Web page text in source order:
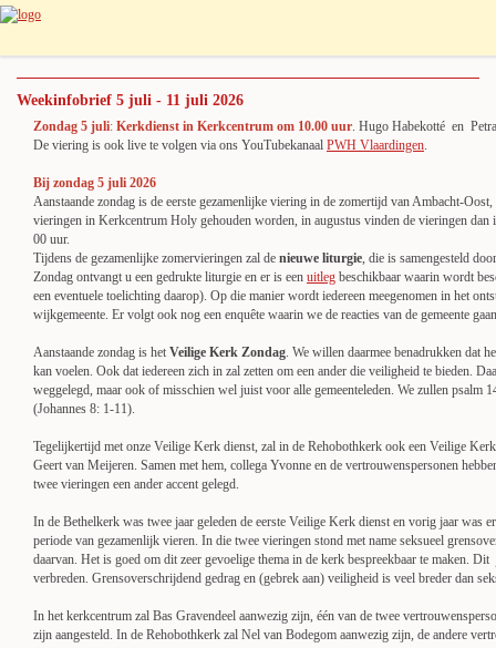
Weekinfobrief 5 juli - 11 juli 2026
Zondag 5 juli: Kerkdienst in Kerkcentrum om 10.00 uur. Hugo Habekotté en
De viering is ook live te volgen via ons YouTubekanaal PWH Vlaardingen.
Bij zondag 5 juli 2026
Aanstaande zondag is de eerste gezamenlijke viering in de zomertijd van Ambacht-
vieringen in Kerkcentrum Holy gehouden worden, in augustus vinden de vieringen dan
00 uur.
Tijdens de gezamenlijke zomervieringen zal de nieuwe liturgie, die is samengesteld
Zondag ontvangt u een gedrukte liturgie en er is een uitleg beschikbaar waarin wordt
een eventuele toelichting daarop). Op die manier wordt iedereen meegenomen in het
wijkgemeente. Er volgt ook nog een enquête waarin we de reacties van de gemeente
Aanstaande zondag is het Veilige Kerk Zondag. We willen daarmee benadrukken dat
kan voelen. Ook dat iedereen zich in zal zetten om een ander die veiligheid te bieden.
weggelegd, maar ook of misschien wel juist voor alle gemeenteleden. We zullen psalm
(Johannes 8: 1-11).
Tegelijkertijd met onze Veilige Kerk dienst, zal in de Rehobothkerk ook een Veilige
Geert van Meijeren. Samen met hem, collega Yvonne en de vertrouwenspersonen
twee vieringen een ander accent gelegd.
In de Bethelkerk was twee jaar geleden de eerste Veilige Kerk dienst en vorig jaar was
periode van gezamenlijk vieren. In die twee vieringen stond met name seksueel
daarvan. Het is goed om dit zeer gevoelige thema in de kerk bespreekbaar te maken.
verbreden. Grensoverschrijdend gedrag en (gebrek aan) veiligheid is veel breder dan
In het kerkcentrum zal Bas Gravendeel aanwezig zijn, één van de twee
zijn aangesteld. In de Rehobothkerk zal Nel van Bodegom aanwezig zijn, de andere